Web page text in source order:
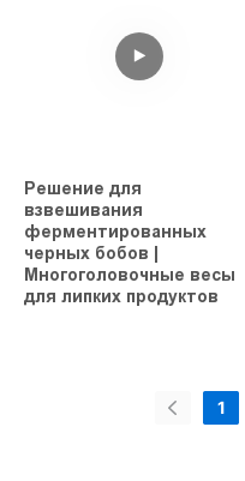
Решение для
взвешивания
ферментированных
черных бобов |
Многоголовочные весы
для липких продуктов
1